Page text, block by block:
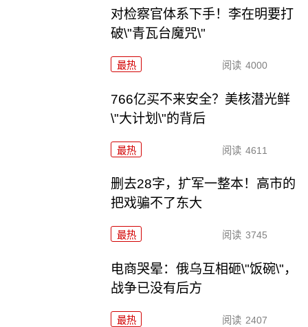
对检察官体系下手！李在明要打
破\"青瓦台魔咒\"
最热 阅读 4000
766亿买不来安全？美核潜光鲜
\"大计划\"的背后
最热 阅读 4611
删去28字，扩军一整本！高市的
把戏骗不了东大
最热 阅读 3745
电商哭晕：俄乌互相砸\"饭碗\"，
战争已没有后方
最热 阅读 2407